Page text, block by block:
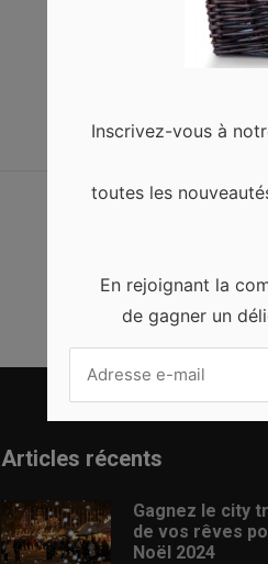
Articles récents
Gagnez le city
de vos rêves
Noël 2024
Inscrivez-vous à
toutes les
En rejoignant la
de gagner un